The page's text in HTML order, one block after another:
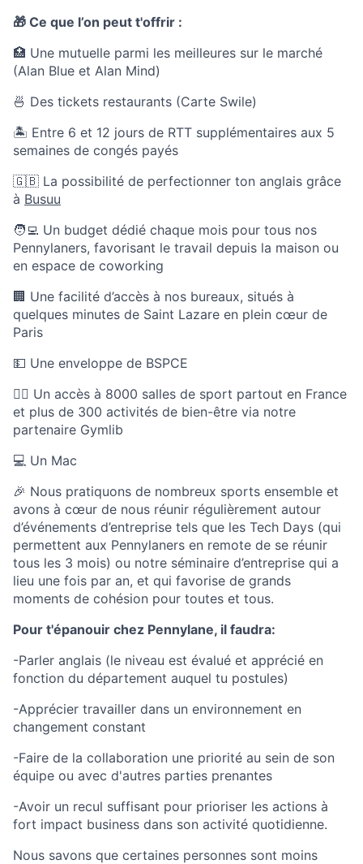
🎁 Ce que l’on peut t'offrir :
🏥 Une mutuelle parmi les meilleures sur le marché
(Alan Blue et Alan Mind)
🍜 Des tickets restaurants (Carte Swile)
🏝 Entre 6 et 12 jours de RTT supplémentaires aux 5
semaines de congés payés
🇬🇧 La possibilité de perfectionner ton anglais grâce
à Busuu
🧑‍💻 Un budget dédié chaque mois pour tous nos
Pennylaners, favorisant le travail depuis la maison ou
en espace de coworking
🏢 Une facilité d’accès à nos bureaux, situés à
quelques minutes de Saint Lazare en plein cœur de
Paris
💵 Une enveloppe de BSPCE
🏃‍♀️ Un accès à 8000 salles de sport partout en France
et plus de 300 activités de bien-être via notre
partenaire Gymlib
💻 Un Mac
🎉 Nous pratiquons de nombreux sports ensemble et
avons à cœur de nous réunir régulièrement autour
d’événements d’entreprise tels que les Tech Days (qui
permettent aux Pennylaners en remote de se réunir
tous les 3 mois) ou notre séminaire d’entreprise qui a
lieu une fois par an, et qui favorise de grands
moments de cohésion pour toutes et tous.
Pour t'épanouir chez Pennylane, il faudra:
-Parler anglais (le niveau est évalué et apprécié en
fonction du département auquel tu postules)
-Apprécier travailler dans un environnement en
changement constant
-Faire de la collaboration une priorité au sein de son
équipe ou avec d'autres parties prenantes
-Avoir un recul suffisant pour prioriser les actions à
fort impact business dans son activité quotidienne.
Nous savons que certaines personnes sont moins